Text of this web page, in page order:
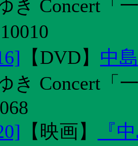
き Concert
【DVD】 中
き Concert
【 映画】
『